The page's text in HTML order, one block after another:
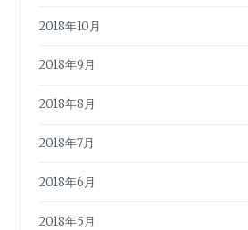
2018年10月
2018年9月
2018年8月
2018年7月
2018年6月
2018年5月